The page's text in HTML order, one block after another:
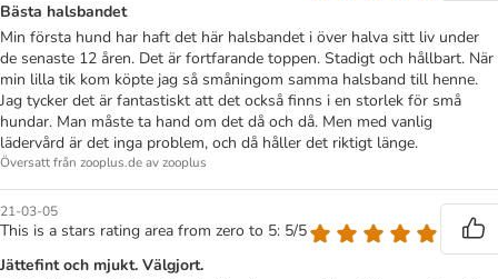
Bästa halsbandet
Min första hund har haft det här halsbandet i över halva sitt liv under
de senaste 12 åren. Det är fortfarande toppen. Stadigt och hållbart. När
min lilla tik kom köpte jag så småningom samma halsband till henne.
Jag tycker det är fantastiskt att det också finns i en storlek för små
hundar. Man måste ta hand om det då och då. Men med vanlig
lädervård är det inga problem, och då håller det riktigt länge.
Översatt från zooplus.de av zooplus
21-03-05
This is a stars rating area from zero to 5: 5/5
Jättefint och mjukt. Välgjort.